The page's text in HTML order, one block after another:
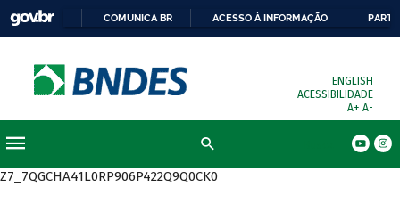
COMUNICA BR ACESSO À INFORMAÇÃO
ENGLISH
ACESSIBILIDADE
A+ A-
Z7_7QGCHA41L0RP906P422Q9Q0CK0